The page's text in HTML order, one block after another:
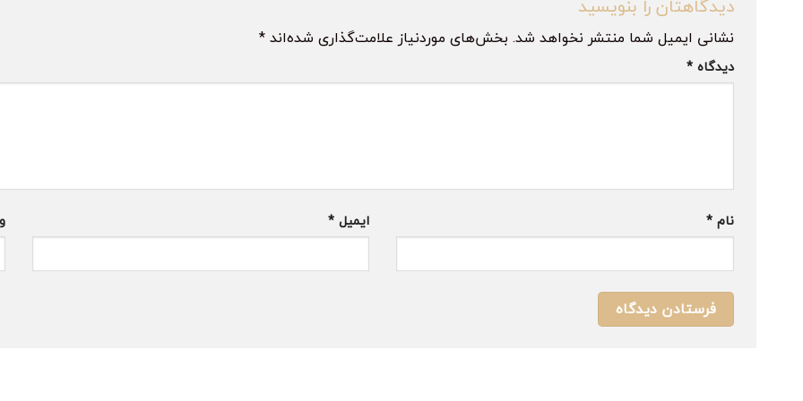
دیدگاهتان را بنویسید
نشانی ایمیل شما منتشر نخواهد شد. بخش‌های موردنیاز علامت‌گذاری شده‌اند*
دیدگاه *
نام * ایمیل *